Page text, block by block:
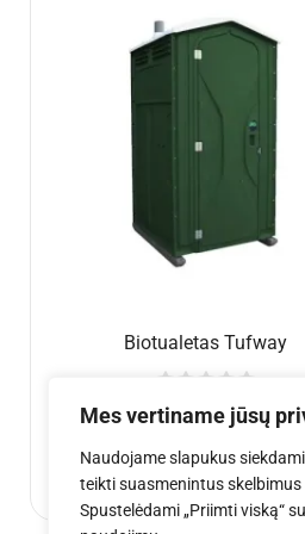
Mes vertiname jūsų
Naudojame slapukus
teikti suasmenintus
Spustelėdami „Priimti viską“
GPP Stages Podestas choro
1×0,5 m
275.08